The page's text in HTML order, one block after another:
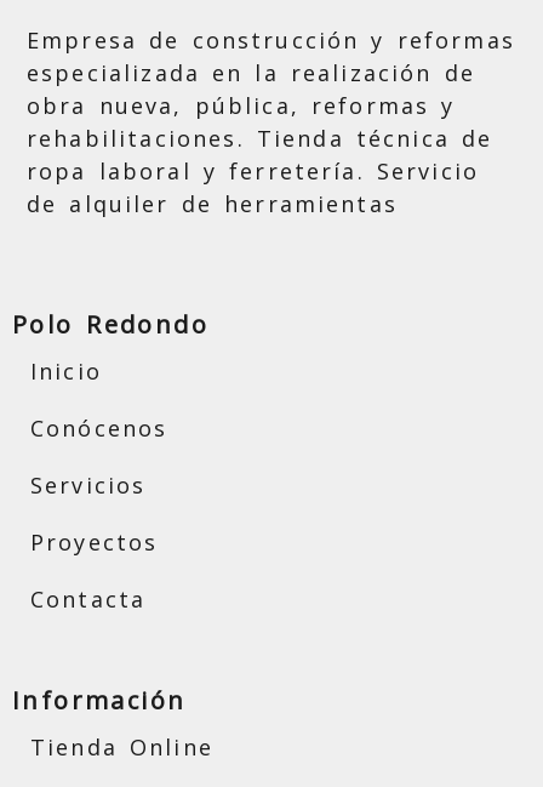
Empresa de construcción y reformas
especializada en la realización de
obra nueva, pública, reformas y
rehabilitaciones. Tienda técnica de
ropa laboral y ferretería. Servicio
de alquiler de herramientas
Polo Redondo
Inicio
Conócenos
Servicios
Proyectos
Contacta
Información
Tienda Online